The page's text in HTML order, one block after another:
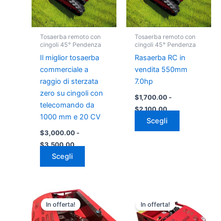
Tosaerba remoto con
cingoli 45° Pendenza
Il miglior tosaerba
commerciale a
raggio di sterzata
zero su cingoli con
telecomando da
1000 mm e 20 CV
$3,000.00 -
$3,500.00
Scegli
Le
opzioni
essere
scelte
nella
pagina
del
prodotto
Tosaerba remoto con
cingoli 45° Pendenza
Rasaerba RC in
vendita 550mm
7.0hp
$1,700.00 -
$2,100.00
Scegli
Le
opzioni
essere
scelte
nella
In offerta!
Fascia
di
prezzo:
da
Questo
prodotto
ha
In offerta!di
prezzo:
da
prodotto
ha